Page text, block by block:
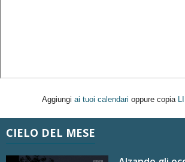
Aggiungi ai tuoi calendari oppure copia
CIELO DEL MESE